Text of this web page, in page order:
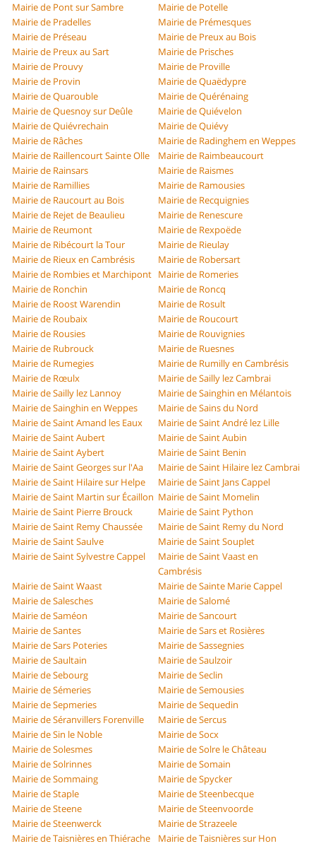
Mairie de Pont sur Sambre
Mairie de Potelle
Mairie de Pradelles
Mairie de Prémesques
Mairie de Préseau
Mairie de Preux au Bois
Mairie de Preux au Sart
Mairie de Prisches
Mairie de Prouvy
Mairie de Proville
Mairie de Provin
Mairie de Quaëdypre
Mairie de Quarouble
Mairie de Quérénaing
Mairie de Quesnoy sur Deûle
Mairie de Quiévelon
Mairie de Quiévrechain
Mairie de Quiévy
Mairie de Râches
Mairie de Radinghem en Weppes
Mairie de Raillencourt Sainte Olle
Mairie de Raimbeaucourt
Mairie de Rainsars
Mairie de Raismes
Mairie de Ramillies
Mairie de Ramousies
Mairie de Raucourt au Bois
Mairie de Recquignies
Mairie de Rejet de Beaulieu
Mairie de Renescure
Mairie de Reumont
Mairie de Rexpoëde
Mairie de Ribécourt la Tour
Mairie de Rieulay
Mairie de Rieux en Cambrésis
Mairie de Robersart
Mairie de Rombies et Marchipont Mairie de Romeries
Mairie de Ronchin
Mairie de Roncq
Mairie de Roost Warendin
Mairie de Rosult
Mairie de Roubaix
Mairie de Roucourt
Mairie de Rousies
Mairie de Rouvignies
Mairie de Rubrouck
Mairie de Ruesnes
Mairie de Rumegies
Mairie de Rumilly en Cambrésis
Mairie de Rœulx
Mairie de Sailly lez Cambrai
Mairie de Sailly lez Lannoy
Mairie de Sainghin en Mélantois
Mairie de Sainghin en Weppes
Mairie de Sains du Nord
Mairie de Saint Amand les Eaux
Mairie de Saint André lez Lille
Mairie de Saint Aubert
Mairie de Saint Aubin
Mairie de Saint Aybert
Mairie de Saint Benin
Mairie de Saint Georges sur l'Aa
Mairie de Saint Hilaire lez Cambrai
Mairie de Saint Hilaire sur Helpe
Mairie de Saint Jans Cappel
Mairie de Saint Martin sur Écaillon Mairie de Saint Momelin
Mairie de Saint Pierre Brouck
Mairie de Saint Python
Mairie de Saint Remy Chaussée
Mairie de Saint Remy du Nord
Mairie de Saint Saulve
Mairie de Saint Souplet
Mairie de Saint Sylvestre Cappel
Mairie de Saint Vaast en
Cambrésis
Mairie de Saint Waast
Mairie de Sainte Marie Cappel
Mairie de Salesches
Mairie de Salomé
Mairie de Saméon
Mairie de Sancourt
Mairie de Santes
Mairie de Sars et Rosières
Mairie de Sars Poteries
Mairie de Sassegnies
Mairie de Saultain
Mairie de Saulzoir
Mairie de Sebourg
Mairie de Seclin
Mairie de Sémeries
Mairie de Semousies
Mairie de Sepmeries
Mairie de Sequedin
Mairie de Séranvillers Forenville
Mairie de Sercus
Mairie de Sin le Noble
Mairie de Socx
Mairie de Solesmes
Mairie de Solre le Château
Mairie de Solrinnes
Mairie de Somain
Mairie de Sommaing
Mairie de Spycker
Mairie de Staple
Mairie de Steenbecque
Mairie de Steene
Mairie de Steenvoorde
Mairie de Steenwerck
Mairie de Strazeele
Mairie de Taisnières en Thiérache
Mairie de Taisnières sur Hon